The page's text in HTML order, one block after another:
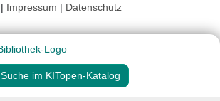
| Impressum | Datenschutz
Suche im KITopen-Katalog